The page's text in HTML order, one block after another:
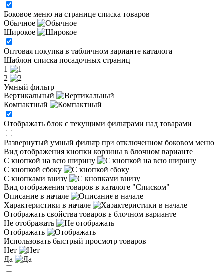
Боковое меню на странице списка товаров
Обычное
Широкое
Оптовая покупка в табличном варианте каталога
Шаблон списка посадочных страниц
1
2
Умный фильтр
Вертикальный
Компактный
Отображать блок с текущими фильтрами над товарами
Развернутый умный фильтр при отключенном боковом меню
Вид отображения кнопки корзины в блочном варианте
С кнопкой на всю ширину
С кнопкой сбоку
С кнопками внизу
Вид отображения товаров в каталоге "Списком"
Описание в начале
Характеристики в начале
Отображать свойства товаров в блочном варианте
Не отображать
Отображать
Использовать быстрый просмотр товаров
Нет
Да